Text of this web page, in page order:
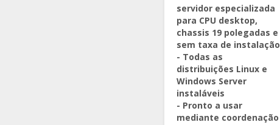
servidor especializada
para CPU desktop,
chassis 19 polegadas e
sem taxa de instalação
- Todas as
distribuições Linux e
Windows Server
instaláveis
- Pronto a usar
mediante coordenação